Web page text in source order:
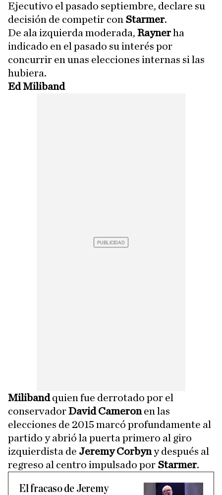
Ejecutivo el pasado septiembre, declare su
decisión de competir con Starmer.
De ala izquierda moderada, Raynerha
indicado en el pasado su interés por
concurrir en unas elecciones internas si las
hubiera.
Ed Miliband
Milibandquien fue derrotado por el
conservadorDavid Cameronen las
elecciones de 2015 marcó profundamente al
partido y abrió la puerta primero al giro
izquierdista de Jeremy Corbyny después al
regreso al centro impulsado por Starmer.
El fracaso de Jeremy